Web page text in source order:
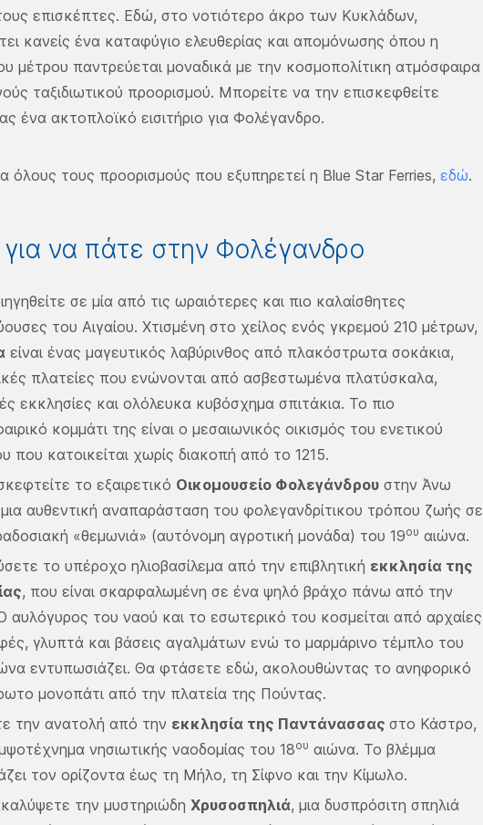
επισκέπτες. Εδώ, στο νοτιότερο άκρο των Κυκλάδων,
κανείς ένα καταφύγιο ελευθερίας και απομόνωσης όπου η
μέτρου παντρεύεται μοναδικά με την κοσμοπολίτικη ατμόσφαιρα
ταξιδιωτικού προορισμού. Μπορείτε να την επισκεφθείτε
ένα ακτοπλοϊκό εισιτήριο για Φολέγανδρο.
όλους τους προορισμούς που εξυπηρετεί η Blue Star Ferries, εδώ.
για να πάτε στην Φολέγανδρο
σε μία από τις ωραιότερες και πιο καλαίσθητες
του Αιγαίου. Χτισμένη στο χείλος ενός γκρεμού 210 μέτρων,
είναι ένας μαγευτικός λαβύρινθος από πλακόστρωτα σοκάκια,
πλατείες που ενώνονται από ασβεστωμένα πλατύσκαλα,
εκκλησίες και ολόλευκα κυβόσχημα σπιτάκια. Το πιο
κομμάτι της είναι ο μεσαιωνικός οικισμός του ενετικού
που κατοικείται χωρίς διακοπή από το 1215.
το εξαιρετικό Οικομουσείο Φολεγάνδρου στην Άνω
αυθεντική αναπαράσταση του φολεγανδρίτικου τρόπου ζωής σε
«θεμωνιά» (αυτόνομη αγροτική μονάδα) του 19ου αιώνα.
το υπέροχο ηλιοβασίλεμα από την επιβλητική εκκλησία της
, που είναι σκαρφαλωμένη σε ένα ψηλό βράχο πάνω από την
αυλόγυρος του ναού και το εσωτερικό του κοσμείται από αρχαίες
γλυπτά και βάσεις αγαλμάτων ενώ το μαρμάρινο τέμπλο του
εντυπωσιάζει. Θα φτάσετε εδώ, ακολουθώντας το ανηφορικό
μονοπάτι από την πλατεία της Πούντας.
την ανατολή από την εκκλησία της Παντάνασσας στο Κάστρο,
νησιωτικής ναοδομίας του 18ου αιώνα. Το βλέμμα
τον ορίζοντα έως τη Μήλο, τη Σίφνο και την Κίμωλο.
την μυστηριώδη Χρυσοσπηλιά, μια δυσπρόσιτη σπηλιά